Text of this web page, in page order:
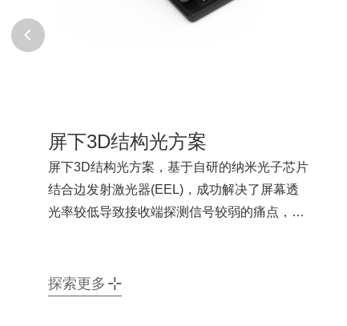
屏下3D结构光方案
屏下3D结构光方案，基于自研的纳米光子芯片
结合边发射激光器(EEL)，成功解决了屏幕透
光率较低导致接收端探测信号较弱的痛点，是
集于一身的同时，还能实现优秀的拍摄效果，
探索更多